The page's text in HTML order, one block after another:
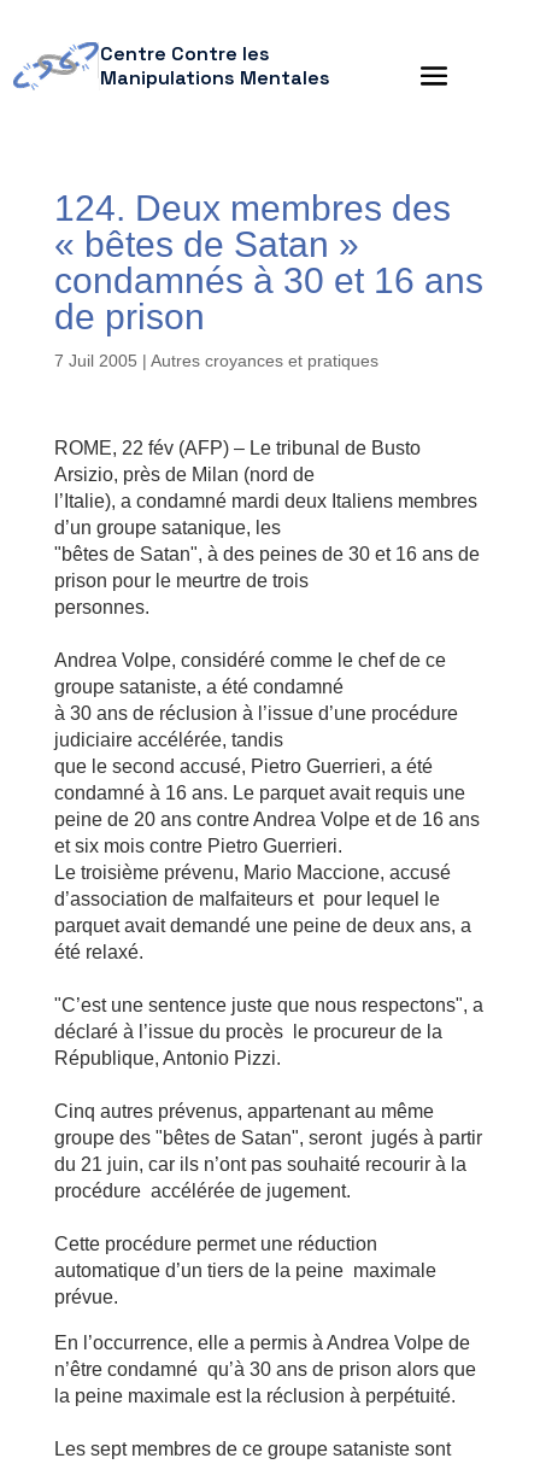
Centre Contre les
Manipulations Mentales
124. Deux membres des
« bêtes de Satan »
condamnés à 30 et 16 ans
de prison
7 Juil 2005 | Autres croyances et pratiques
ROME, 22 fév (AFP) – Le tribunal de Busto
Arsizio, près de Milan (nord de
l’Italie), a condamné mardi deux Italiens membres
d’un groupe satanique, les
"bêtes de Satan", à des peines de 30 et 16 ans de
prison pour le meurtre de trois
personnes.
Andrea Volpe, considéré comme le chef de ce
groupe sataniste, a été condamné
à 30 ans de réclusion à l’issue d’une procédure
judiciaire accélérée, tandis
que le second accusé, Pietro Guerrieri, a été
condamné à 16 ans. Le parquet avait requis une
peine de 20 ans contre Andrea Volpe et de 16 ans
et six mois contre Pietro Guerrieri.
Le troisième prévenu, Mario Maccione, accusé
d’association de malfaiteurs et pour lequel le
parquet avait demandé une peine de deux ans, a
été relaxé.
"C’est une sentence juste que nous respectons", a
déclaré à l’issue du procès le procureur de la
République, Antonio Pizzi.
Cinq autres prévenus, appartenant au même
groupe des "bêtes de Satan", seront jugés à partir
du 21 juin, car ils n’ont pas souhaité recourir à la
procédure accélérée de jugement.
Cette procédure permet une réduction
automatique d’un tiers de la peine maximale
prévue.
En l’occurrence, elle a permis à Andrea Volpe de
n’être condamné qu’à 30 ans de prison alors que
la peine maximale est la réclusion à perpétuité.
Les sept membres de ce groupe sataniste sont